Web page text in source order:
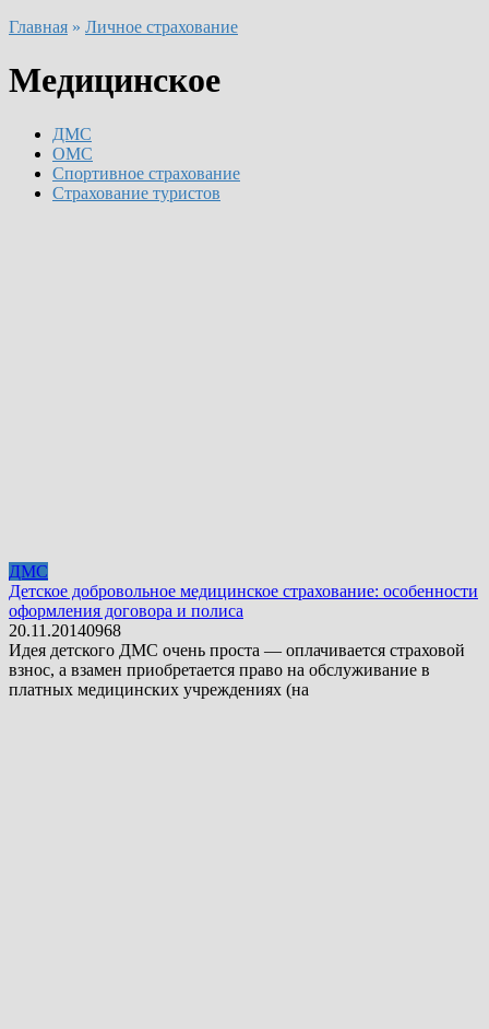
Главная » Личное страхование
Медицинское
ДМС
ОМС
Спортивное страхование
Страхование туристов
ДМС
Детское добровольное медицинское страхование: особенности
оформления договора и полиса
20.11.20140968
Идея детского ДМС очень проста — оплачивается страховой
взнос, а взамен приобретается право на обслуживание в
платных медицинских учреждениях (на